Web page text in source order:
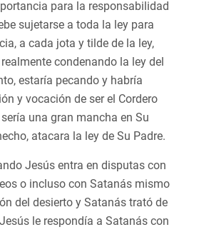
para la responsabilidad
sujetarse a toda la ley para
a cada jota y tilde de la ley,
condenando la ley del
estaría pecando y habría
y vocación de ser el Cordero
una gran mancha en Su
atacara la ley de Su Padre.
Jesús entra en disputas con
o incluso con Satanás mismo
del desierto y Satanás trató de
le respondía a Satanás con